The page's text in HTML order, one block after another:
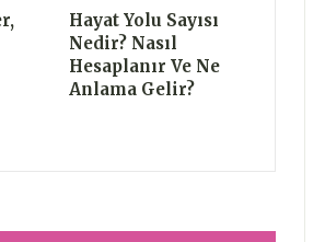
Hayat Yolu Sayısı
Nedir? Nasıl
Hesaplanır Ve Ne
Anlama Gelir?